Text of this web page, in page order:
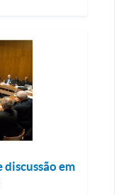
discussão em